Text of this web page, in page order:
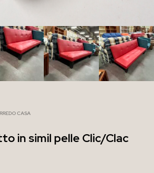
CASA
in simil pelle Clic/Clac